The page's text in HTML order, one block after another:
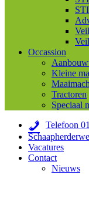
Occassion
Kleine
Tractoren
Speciaal
Telefoon
Vacatures
Contact
Nieuws